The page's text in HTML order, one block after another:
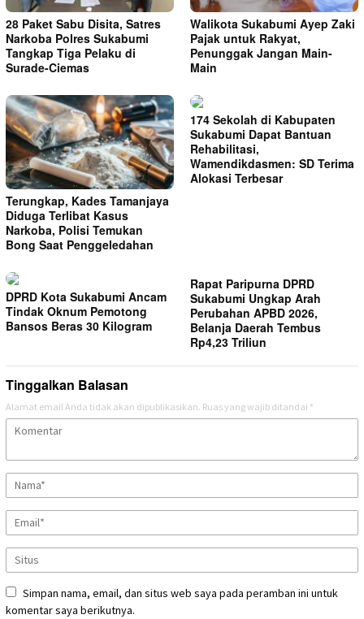
28 Paket Sabu Disita, Satres
Narkoba Polres Sukabumi
Tangkap Tiga Pelaku di
Surade-Ciemas
Walikota Sukabumi Ayep Zaki
Pajak untuk Rakyat,
Penunggak Jangan Main-
Main
Terungkap, Kades Tamanjaya
Diduga Terlibat Kasus
Narkoba, Polisi Temukan
Bong Saat Penggeledahan
174 Sekolah di Kabupaten
Sukabumi Dapat Bantuan
Rehabilitasi,
Wamendikdasmen: SD Terima
Alokasi Terbesar
DPRD Kota Sukabumi Ancam
Tindak Oknum Pemotong
Bansos Beras 30 Kilogram
Rapat Paripurna DPRD
Sukabumi Ungkap Arah
Perubahan APBD 2026,
Belanja Daerah Tembus
Rp4,23 Triliun
Tinggalkan Balasan
Alamat email Anda tidak akan dipublikasikan. Ruas yang wajib ditandai *
Simpan nama, email, dan situs web saya pada peramban ini untuk
komentar saya berikutnya.